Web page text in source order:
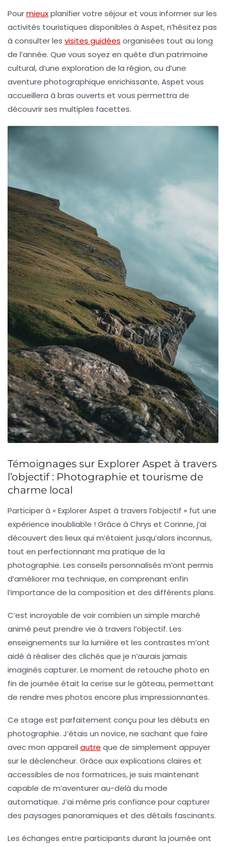
Pourmieuxplanifier votre séjour et vous informer sur les
activités touristiques disponibles à Aspet, n’hésitez pas
à consulter les visites guidées organisées tout au long
de l’année. Que vous soyez en quête d’un patrimoine
cultural, d’une exploration de la région, ou d’une
aventure photographique enrichissante, Aspet vous
accueillera à bras ouverts et vous permettra de
découvrir ses multiples facettes.
Témoignages sur Explorer Aspet à travers
l’objectif : Photographie et tourisme de
charme local
Participer à « Explorer Aspet à travers l’objectif » fut une
expérience inoubliable ! Grâce à Chrys et Corinne, j’ai
découvert des lieux qui m’étaient jusqu’alors inconnus,
tout en perfectionnant ma pratique de la
photographie. Les conseils personnalisés m’ont permis
d’améliorer ma technique, en comprenant enfin
l’importance de la composition et des différents plans.
C’est incroyable de voir combien un simple marché
animé peut prendre vie à travers l’objectif. Les
enseignements sur la lumière et les contrastes m’ont
aidé à réaliser des clichés que je n’aurais jamais
imaginés capturer. Le moment de retouche photo en
fin de journée était la cerise sur le gâteau, permettant
de rendre mes photos encore plus impressionnantes.
Ce stage est parfaitement conçu pour les débuts en
photographie. J’étais un novice, ne sachant que faire
avec mon appareil autre que de simplement appuyer
sur le déclencheur. Grâce aux explications claires et
accessibles de nos formatrices, je suis maintenant
capable de m’aventurer au-delà du mode
automatique. J’ai même pris confiance pour capturer
des paysages panoramiques et des détails fascinants.
Les échanges entre participants durant la journée ont